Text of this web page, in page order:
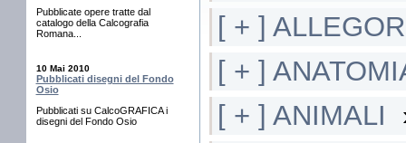
Pubblicate opere tratte dal
catalogo della Calcografia
Romana...
10 Mai 2010
Pubblicati disegni del Fondo
Osio
Pubblicati su CalcoGRAFICA i
disegni del Fondo Osio
[ + ]
[ + ]
[ + ] ANIMALI